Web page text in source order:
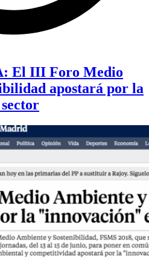
El III Foro Medio
apostará por la